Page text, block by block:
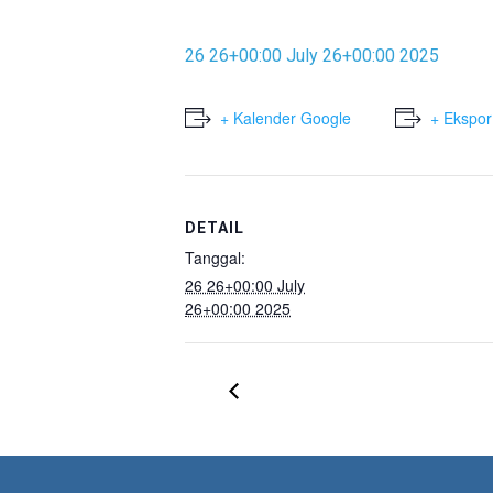
26 26+00:00 July 26+00:00 2025
+ Kalender Google +
DETAIL
Tanggal:
26 26+00:00 July
26+00:00 2025